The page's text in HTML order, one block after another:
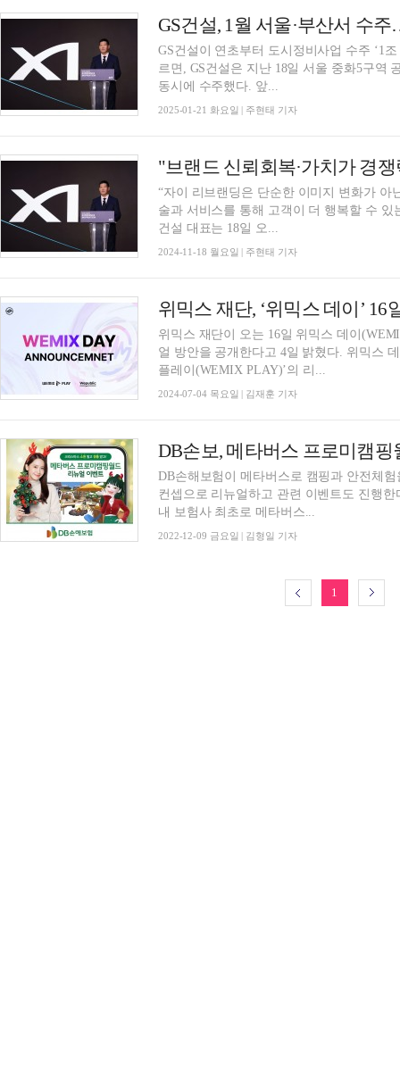
GS건설, 1월 서울·부산서 수
GS건설이 연초부터 도시정비사업 수주 ‘1조 클럽’에
르면, GS건설은 지난 18일 서울 중화5구역
동시에 수주했다. 앞...
2025-01-21 화요일 | 주현태 기자
“자이 리브랜딩은 단순한 이미지 변화가
술과 서비스를 통해 고객이 더 행복할 수 있는 주
건설 대표는 18일 오...
2024-11-18 월요일 | 주현태 기자
위믹스 재단이 오는 16일 위믹스 데이
얼 방안을 공개한다고 4일 밝혔다. 위믹스 데이에서는 글로벌 블록체인 게임 플랫폼 ‘위믹스
플레이(WEMIX PLAY)’의 리...
2024-07-04 목요일 | 김재훈 기자
DB손해보험이 메타버스로 캠핑과 안전체
컨셉으로 리뉴얼하고 관련 이벤트도 진행한다고 9일 밝혔다. 프로
내 보험사 최초로 메타버스...
2022-12-09 금요일 | 김형일 기자
1